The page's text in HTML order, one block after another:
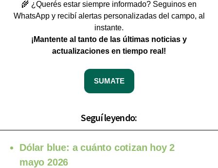
🌾 ¿Querés estar siempre informado? Seguinos en
WhatsApp y recibí alertas personalizadas del campo, al
instante.
¡Mantente al tanto de las últimas noticias y
actualizaciones en tiempo real!
SUMATE
Seguí leyendo:
Dólar blue: a cuánto cotizan hoy 2
mayo 2026